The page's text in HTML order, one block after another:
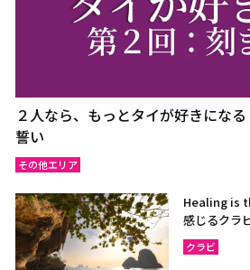
２人なら、もっとタイが好きにな
誓い
その他エリア
Healing is
感じるクラ
クラビ